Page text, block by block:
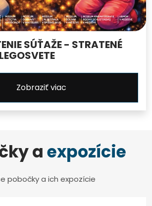
SÚŤAŽE - STRATENÉ
Zobraziť viac
aexpozície
pobočky a ich expozície